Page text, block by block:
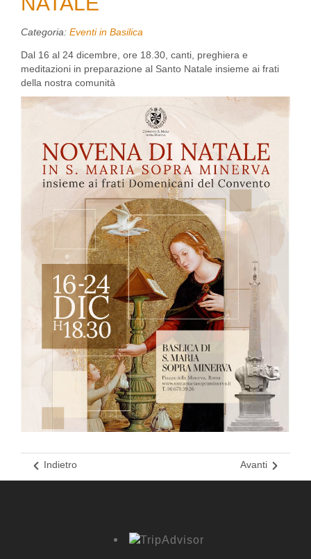
Categoria: Eventi in Basilica
Dal 16 al 24 dicembre, ore 18.30, canti, preghiera e
meditazioni in preparazione al Santo Natale insieme ai frati
della nostra comunità
Indietro Avanti